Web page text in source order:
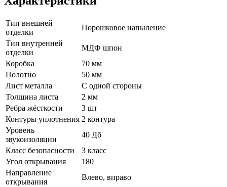
Тип внешней
отделки
Порошковое напыление
Тип внутренней
отделки
МДФ шпон
Коробка
70 мм
Полотно
50 мм
Лист металла
С одной стороны
Толщина листа
2 мм
Ребра жёсткости
3 шт
Контуры уплотнения 2 контура
Уровень
звукоизоляции
40 Дб
Класс безопасности
3 класс
Угол открывания
180
Направление
открывания
Влево, вправо